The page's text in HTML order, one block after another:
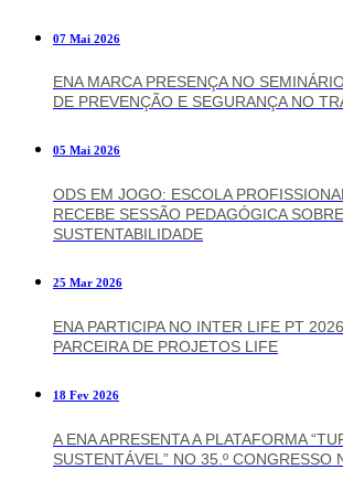
07 Mai 2026
ENA MARCA PRESENÇA NO
DE PREVENÇÃO E SEGURANÇA NO
05 Mai 2026
ODS EM JOGO: ESCOLA
RECEBE SESSÃO PEDAGÓGICA SOBRE
SUSTENTABILIDADE
25 Mar 2026
ENA PARTICIPA NO INTER LIFE PT
PARCEIRA DE PROJETOS LIFE
18 Fev 2026
A ENA APRESENTA A PLATAFORMA
SUSTENTÁVEL” NO 35.º CONGRESSO